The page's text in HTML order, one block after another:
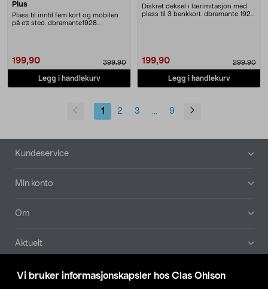
Vi bruker informasjonskapsler hos Clas Ohlson
Plus
Plass til inntil fem kort og mobilen
på ett sted. dbramante1928
199,90 399,90
Legg i handlekurv
Diskret deksel i lærimitasjon med
plass til 3 bankkort. dbramante 1928
199,90 299,90
Legg i handlekurv
1 2 3 ... 9
Bunntekst
Kundeservice
Min konto
Om
Aktuelt
Våre selskaper